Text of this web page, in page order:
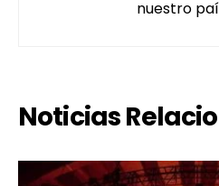
nuestro
Noticias